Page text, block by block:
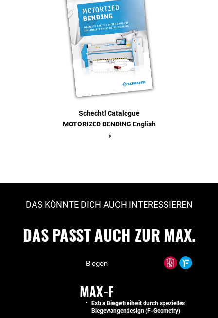
Schechtl Catalogue
MOTORIZED BENDING English
>
DAS KÖNNTE DICH AUCH INTERESSIEREN
DAS PASST AUCH ZUR MAX.
Biegen
MAX-F
Extra Biegefreiheit durch spezielles
Biegewangendesign (F-Geometry)